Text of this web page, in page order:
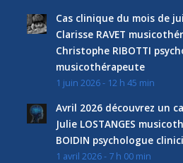
Cas clinique du mois de
Clarisse RAVET
Christophe RIBOTTI
musicothérapeute
1 juin 2026 - 12 h 45 min
Avril 2026 découvrez un
Julie LOSTANGES
BOIDIN psychologue
1 avril 2026 - 7 h 00 min